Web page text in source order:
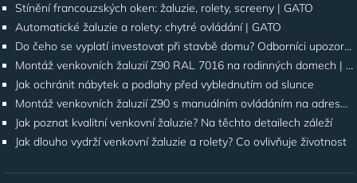
Stínění francouzských oken: žaluzie, rolety, screeny | GATO
Automatické žaluzie a rolety: chytré ovládání | GATO
Do čeho se vyplatí investovat při stavbě domu? Odborníci upozorňují na stínění oken
Montáž venkovních žaluzií Z90 RAL 7016 na rodinných domech | Případová studie
Jak ochránit nábytek a podlahy před vyblednutím od slunce
Montáž venkovních žaluzií Z90 s manuálním ovládáním na adrese Štúrova, Praha 4
Jak poznat kvalitní venkovní žaluzie? Na těchto detailech záleží
Jak dlouho vydrží venkovní žaluzie a rolety? Co ovlivňuje životnost